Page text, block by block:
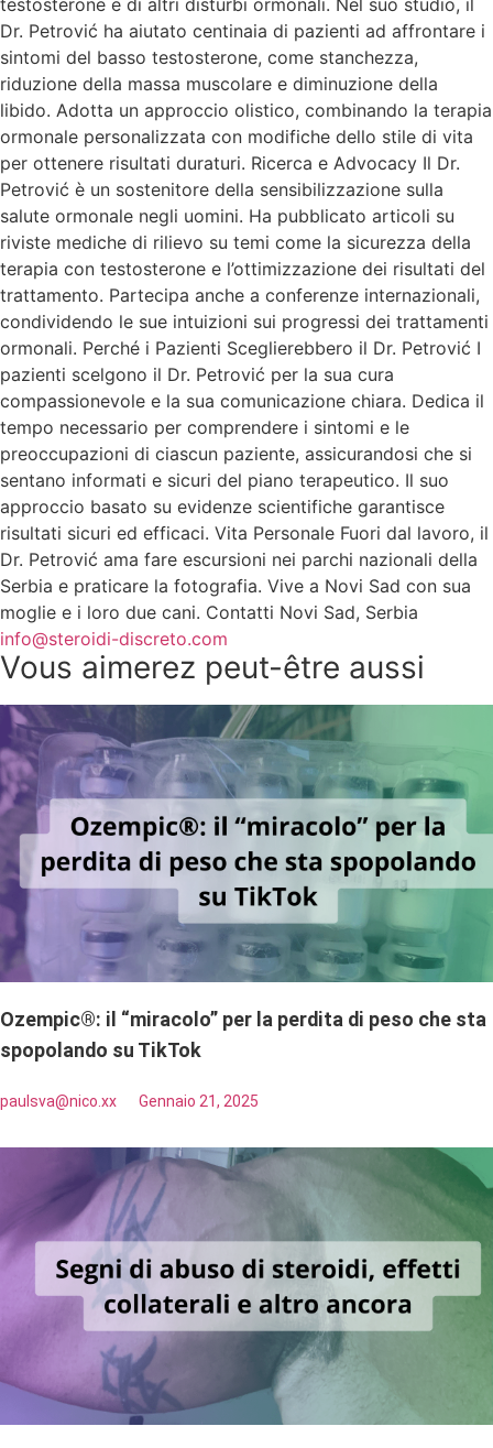
Dr. Petrović ha aiutato centinaia di pazienti ad affrontare i
sintomi del basso testosterone, come stanchezza,
riduzione della massa muscolare e diminuzione della
libido. Adotta un approccio olistico, combinando la terapia
ormonale personalizzata con modifiche dello stile di vita
per ottenere risultati duraturi. Ricerca e Advocacy Il Dr.
Petrović è un sostenitore della sensibilizzazione sulla
salute ormonale negli uomini. Ha pubblicato articoli su
riviste mediche di rilievo su temi come la sicurezza della
terapia con testosterone e l’ottimizzazione dei risultati del
trattamento. Partecipa anche a conferenze internazionali,
condividendo le sue intuizioni sui progressi dei trattamenti
ormonali. Perché i Pazienti Sceglierebbero il Dr. Petrović I
pazienti scelgono il Dr. Petrović per la sua cura
compassionevole e la sua comunicazione chiara. Dedica il
tempo necessario per comprendere i sintomi e le
preoccupazioni di ciascun paziente, assicurandosi che si
sentano informati e sicuri del piano terapeutico. Il suo
approccio basato su evidenze scientifiche garantisce
risultati sicuri ed efficaci. Vita Personale Fuori dal lavoro, il
Dr. Petrović ama fare escursioni nei parchi nazionali della
Serbia e praticare la fotografia. Vive a Novi Sad con sua
moglie e i loro due cani. Contatti Novi Sad, Serbia
info@steroidi-discreto.com
Vous aimerez peut-être aussi
Ozempic®: il “miracolo” per la perdita di peso che sta
spopolando su TikTok
paulsva@nico.xx Gennaio 21, 2025